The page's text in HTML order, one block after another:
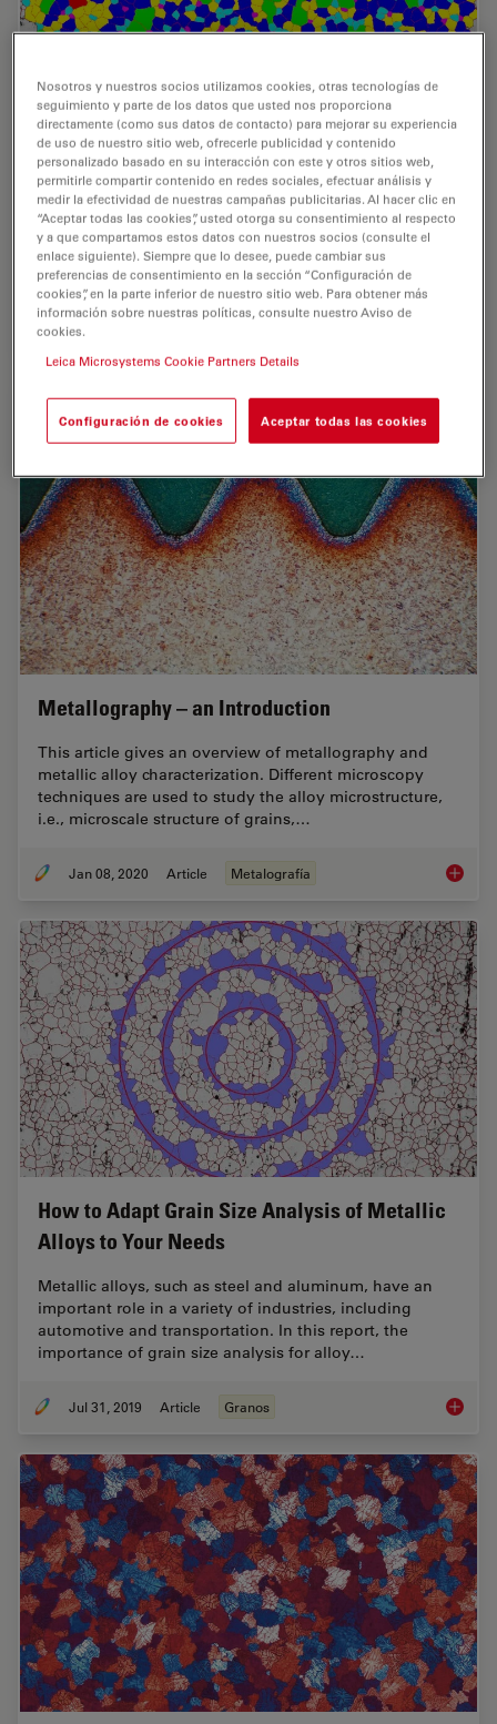
Inverted Microscopes for Grain Size Analysis:
Three Factors to Consider
Microscopic steel grain size analysis is useful in
determining the quality of steel alloys for a given
purpose such as building bridges vs railroad rails. This
webinar will describe the preparation of…
Jul 24, 2020 Webinar Granos
Metallography – an Introduction
This article gives an overview of metallography and
metallic alloy characterization. Different microscopy
techniques are used to study the alloy microstructure,
i.e., microscale structure of grains,…
Jan 08, 2020 Article Metalografía
How to Adapt Grain Size Analysis of Metallic
Alloys to Your Needs
Metallic alloys, such as steel and aluminum, have an
important role in a variety of industries, including
automotive and transportation. In this report, the
importance of grain size analysis for alloy…
Jul 31, 2019 Article Granos How to
Nosotros y nuestros socios utilizamos cookies, otras tecnologías de
seguimiento y parte de los datos que usted nos proporciona
directamente (como sus datos de contacto) para mejorar su experiencia
de uso de nuestro sitio web, ofrecerle publicidad y contenido
personalizado basado en su interacción con este y otros sitios web,
permitirle compartir contenido en redes sociales, efectuar análisis y
medir la efectividad de nuestras campañas publicitarias. Al hacer clic en
“Aceptar todas las cookies”, usted otorga su consentimiento al respecto
y a que compartamos estos datos con nuestros socios (consulte el
enlace siguiente). Siempre que lo desee, puede cambiar sus
preferencias de consentimiento en la sección “Configuración de
cookies”, en la parte inferior de nuestro sitio web. Para obtener más
información sobre nuestras políticas, consulte nuestro Aviso de
cookies.
Leica Microsystems Cookie Partners Details
Configuración de cookies Aceptar todas las cookies